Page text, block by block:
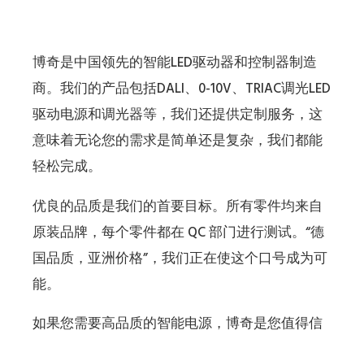
博奇是中国领先的智能LED驱动器和控制器制造
商。我们的产品包括DALI、0-10V、TRIAC调光LED
驱动电源和调光器等，我们还提供定制服务，这
意味着无论您的需求是简单还是复杂，我们都能
轻松完成。
优良的品质是我们的首要目标。所有零件均来自
原装品牌，每个零件都在 QC 部门进行测试。“德
国品质，亚洲价格”，我们正在使这个口号成为可
能。
如果您需要高品质的智能电源，博奇是您值得信